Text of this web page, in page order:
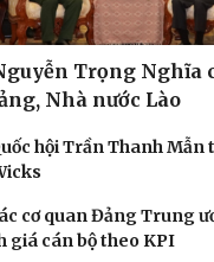
Trọng Nghĩa
Nhà nước Lào
hội Trần Thanh Mẫn
cơ quan Đảng Trung
giá cán bộ theo KPI